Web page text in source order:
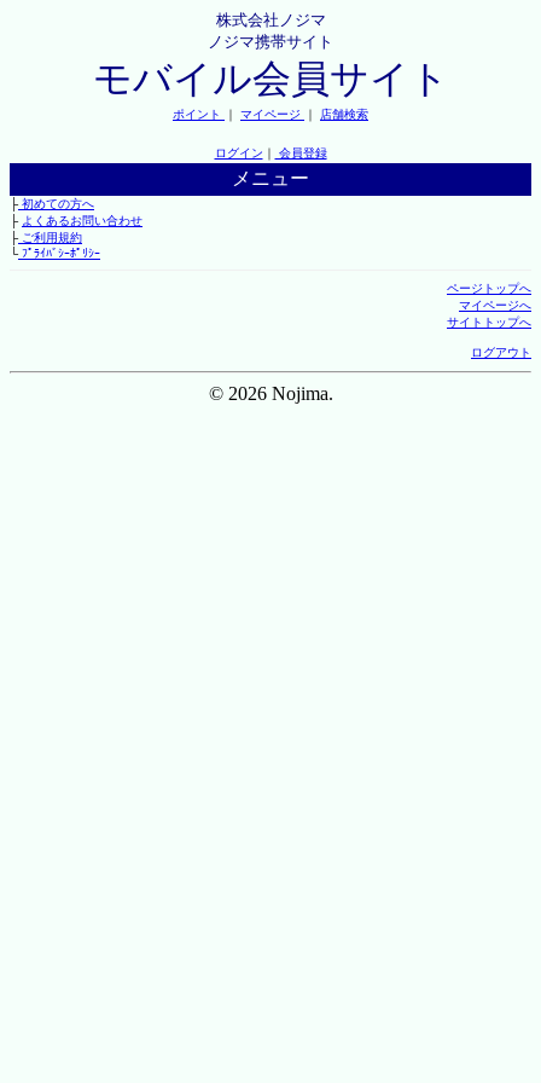
株式会社ノジマ
ノジマ携帯サイト
モバイル会員サイト
ポイント ｜ マイページ ｜ 店舗検索
ログイン ｜ 会員登録
メニュー
├初めての方へ
├ よくあるお問い合わせ
├ご利用規約
└ﾌﾟﾗｲﾊﾞｼｰﾎﾟﾘｼｰ
ページトップへ
マイページへ
サイトトップへ
ログアウト
© 2026 Nojima.